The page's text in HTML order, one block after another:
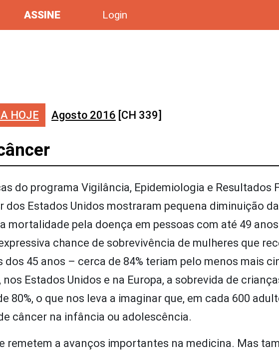
ASSINE Login
HOJE Agosto 2016 [CH 339]
do programa Vigilância, Epidemiologia e Resultados
dos Estados Unidos mostraram pequena diminuição
mortalidade pela doença em pessoas com até 49
chance de sobrevivência de mulheres que
45 anos – cerca de 84% teriam pelo menos mais
Estados Unidos e na Europa, a sobrevida de
80%, o que nos leva a imaginar que, em cada 600
câncer na infância ou adolescência.
remetem a avanços importantes na medicina. Mas